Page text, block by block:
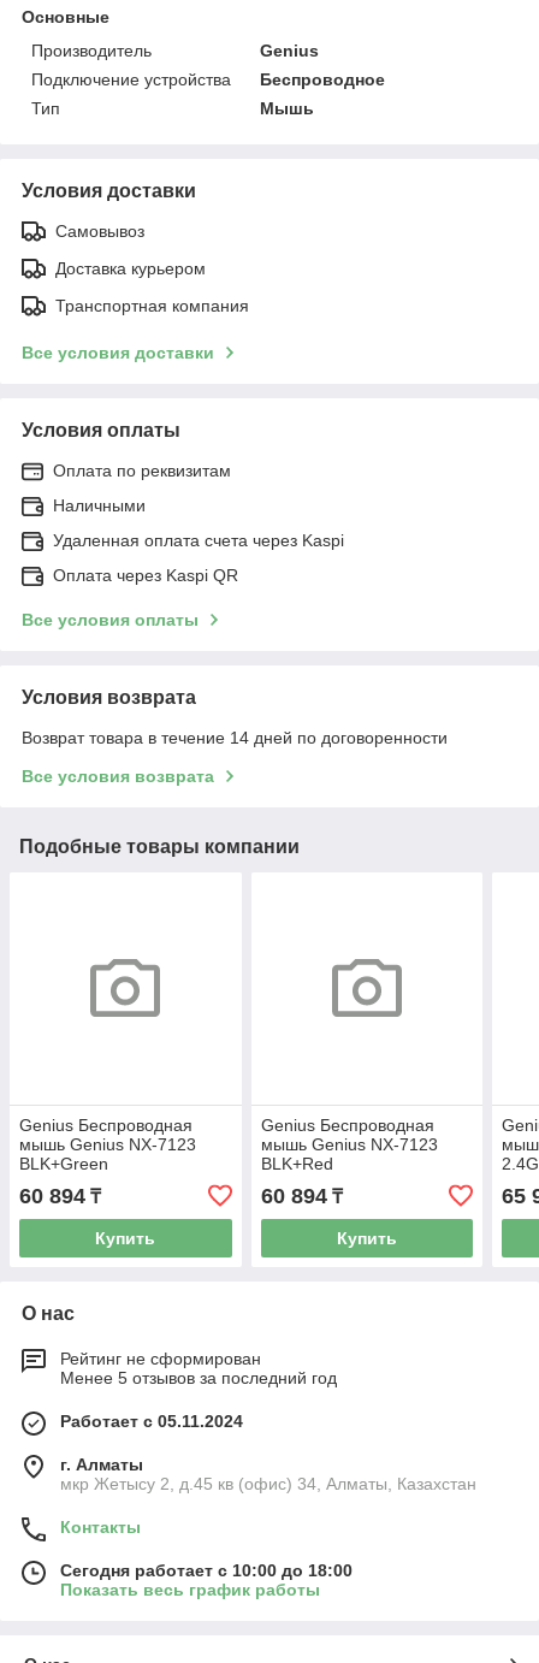
Основные
Производитель
Genius
Подключение устройства
Беспроводное
Тип
Мышь
Условия доставки
Самовывоз
Доставка курьером
Транспортная компания
Все условия доставки
Условия оплаты
Оплата по реквизитам
Наличными
Удаленная оплата счета через Kaspi
Оплата через Kaspi QR
Все условия оплаты
Условия возврата
Возврат товара в течение 14 дней по договоренности
Все условия возврата
Подобные товары компании
Genius Беспроводная
мышь Genius NX-7123
BLK+Green
2.4Ghz/1200dpi/Copilot/31030043403
60 894 ₸
Купить
Genius Беспроводная
мышь Genius NX-7123
BLK+Red
2.4Ghz/1200dpi/Copilot/
60 894₸
Купить
65
О нас
Рейтинг не сформирован
Менее 5 отзывов за последний год
Работает с 05.11.2024
г. Алматы
мкр Жетысу 2, д.45 кв (офис) 34, Алматы, Казахстан
Контакты
Сегодня работает с 10:00 до 18:00
Показать весь график работы